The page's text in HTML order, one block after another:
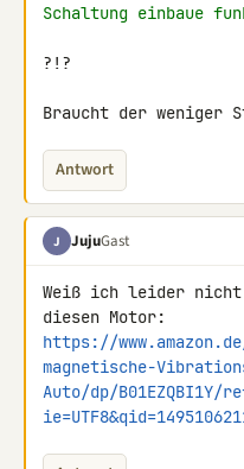
Schaltung einbaue
?!?
Braucht der weniger
Antwort
J JujuGast
Weiß ich leider
https://
magnetische-
Auto/dp/B01EZQBI1Y/